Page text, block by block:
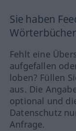
Sie haben
Fehlt eine
aufgefallen
loben? Füllen
aus. Die
optional und
Datenschutz
Anfrage.